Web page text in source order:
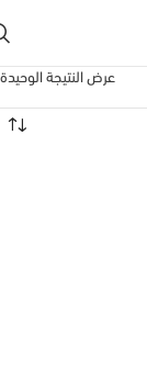
عرض النتيجة الوحيدة